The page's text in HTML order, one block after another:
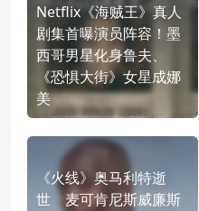
Netflix《海贼王》真人
剧集首曝演员阵容！墨
西哥男星化身鲁夫、
《恐惧大街》女星成娜
美
《火线》奥马利特逝
世 麦可肯尼斯威廉斯